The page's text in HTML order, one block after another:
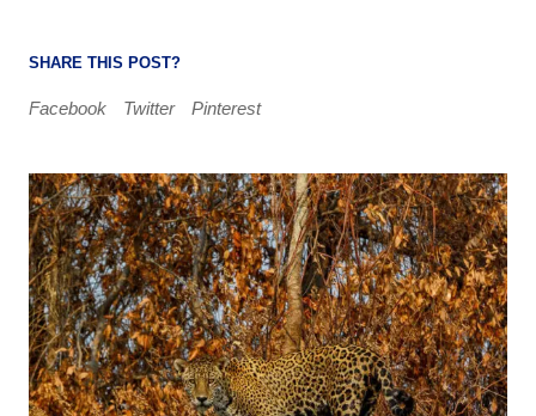
SHARE THIS POST?
Facebook Twitter Pinterest